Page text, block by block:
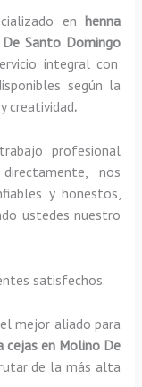
enhenna
Santo Domingo
integral con
según la
creatividad.
profesional
nos
y honestos,
ustedes nuestro
satisfechos.
mejor aliado para
cejasen Molino De
de la más alta